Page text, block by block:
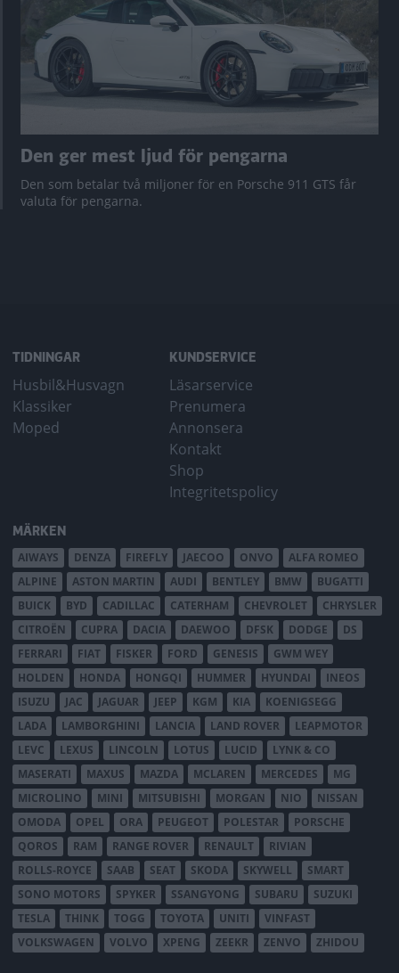
Den ger mest ljud för pengarna
Den som betalar två miljoner för en Porsche 911 GTS får
valuta för pengarna.
TIDNINGAR
Husbil&Husvagn
Klassiker
Moped
KUNDSERVICE
Läsarservice
Prenumera
Annonsera
Kontakt
Shop
Integritetspolicy
MÄRKEN
AIWAYS DENZA FIREFLY JAECOO ONVO
ALFA ROMEO
ALPINE
ASTON MARTIN AUDI BENTLEY BMW
BUGATTI
BUICK
BYD CADILLAC CATERHAM CHEVROLET
CHRYSLER
CITROËN
CUPRA DACIA DAEWOO DFSK DODGE
DS
FERRARI
FIAT FISKER FORD GENESIS
GWM WEY
HOLDEN
HONDA HONGQI HUMMER HYUNDAI
INEOS
ISUZU
JAC JAGUAR JEEP KGM KIA
KOENIGSEGG
LADA
LAMBORGHINI LANCIA LAND ROVER
LEAPMOTOR
LEVC
LEXUS LINCOLN LOTUS LUCID
LYNK & CO
MASERATI
MAXUS MAZDA MCLAREN MERCEDES
MG
MICROLINO
MINI MITSUBISHI MORGAN NIO
NISSAN
OMODA
OPEL ORA PEUGEOT POLESTAR
PORSCHE
QOROS
RAM RANGE ROVER RENAULT
RIVIAN
ROLLS-ROYCE
SAAB SEAT SKODA SKYWELL
SMART
SONO MOTORS
SPYKER SSANGYONG SUBARU
SUZUKI
TESLA
THINK TOGG TOYOTA UNITI
VINFAST
VOLKSWAGEN
VOLVO XPENG ZEEKR ZENVO ZHIDOU